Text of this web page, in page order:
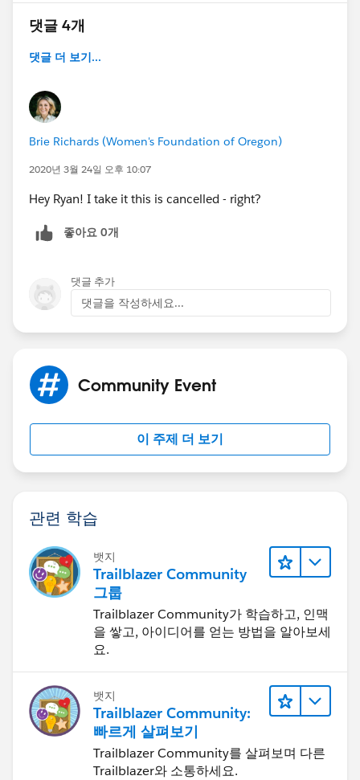
댓글 4개
댓글 더 보기...
Brie Richards (Women's Foundation of Oregon)
2020년 3월 24일 오후 10:07
Hey Ryan! I take it this is cancelled - right?
좋아요 0개
댓글 추가
댓글을 작성하세요...
Community Event
이 주제 더 보기
관련 학습
뱃지
Trailblazer Community
그룹
Trailblazer Community가 학습하고, 인맥
을 쌓고, 아이디어를 얻는 방법을 알아보세
요.
뱃지
Trailblazer Community:
빠르게 살펴보기
Trailblazer Community를 살펴보며 다른
Trailblazer와 소통하세요.